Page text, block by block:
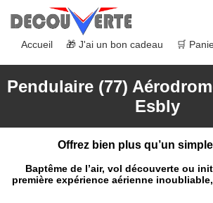
Accueil 🎁 J'ai un bon cadeau 🛒
Pendulaire (77)
Esbly
Offrez bien plus qu’un
Baptême de l’air, vol découverte ou
première expérience aérienne